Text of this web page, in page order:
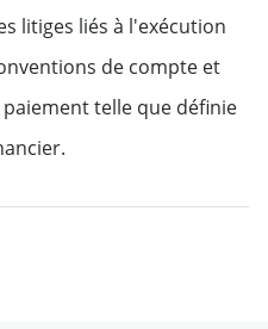
litiges liés à l'exécution
de compte et
telle que définie